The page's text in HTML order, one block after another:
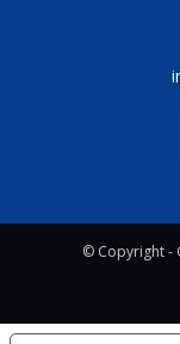
© Copyright -